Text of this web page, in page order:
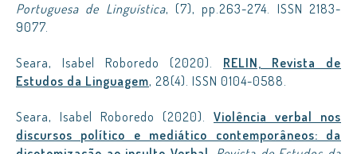
Portuguesa de Linguística, (7), pp.263-274. ISSN 2183-
9077.
Seara, Isabel Roboredo (2020). RELIN, Revista de
Estudos da Linguagem, 28(4). ISSN 0104-0588.
Seara, Isabel Roboredo (2020). Violência verbal nos
discursos político e mediático contemporâneos: da